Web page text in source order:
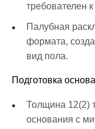
требователен
Палубная
формата,
вид пола.
Подготовка
Толщина 12(2)
основания с